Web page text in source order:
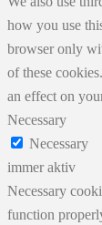
how you use
browser only
of these
an effect on
Necessary
Necessary
immer aktiv
Necessary
function